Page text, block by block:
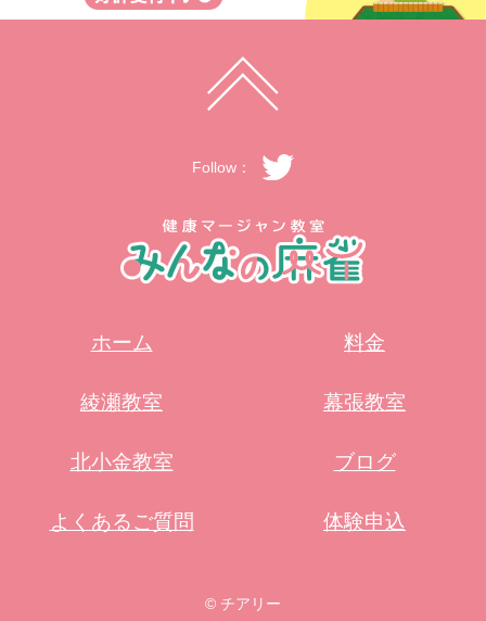
Follow：
ホーム 料金
綾瀬教室 幕張教室
北小金教室 ブログ
よくあるご質問 体験申込
© チアリー